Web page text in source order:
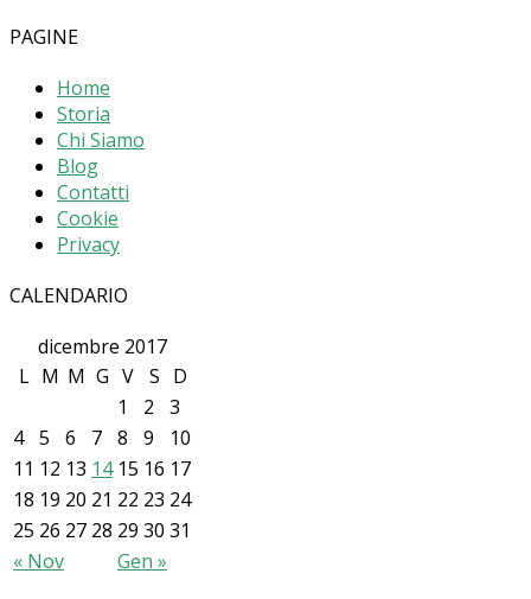
PAGINE
Home
Storia
Chi Siamo
Blog
Contatti
Cookie
Privacy
CALENDARIO
dicembre 2017
L M M G V S D
« Nov Gen »
1 2
3
4 5 6 7 8 9
10
11 12 13 14 15 16 17
18 19 20 21 22 23 24
25 26 27 28 29 30 31